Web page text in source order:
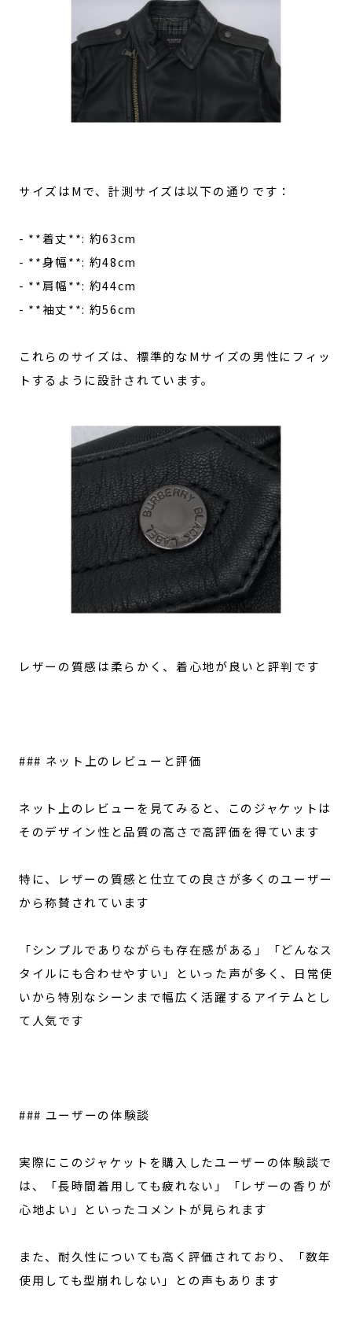
サイズはMで、計測サイズは以下の通りです：
- **着丈**: 約63cm
- **身幅**: 約48cm
- **肩幅**: 約44cm
- **袖丈**: 約56cm
これらのサイズは、標準的なMサイズの男性にフィッ
トするように設計されています。
レザーの質感は柔らかく、着心地が良いと評判です
### ネット上のレビューと評価
ネット上のレビューを見てみると、このジャケットは
そのデザイン性と品質の高さで高評価を得ています
特に、レザーの質感と仕立ての良さが多くのユーザー
から称賛されています
「シンプルでありながらも存在感がある」「どんなス
タイルにも合わせやすい」といった声が多く、日常使
いから特別なシーンまで幅広く活躍するアイテムとし
て人気です
### ユーザーの体験談
実際にこのジャケットを購入したユーザーの体験談で
は、「長時間着用しても疲れない」「レザーの香りが
心地よい」といったコメントが見られます
また、耐久性についても高く評価されており、「数年
使用しても型崩れしない」との声もあります